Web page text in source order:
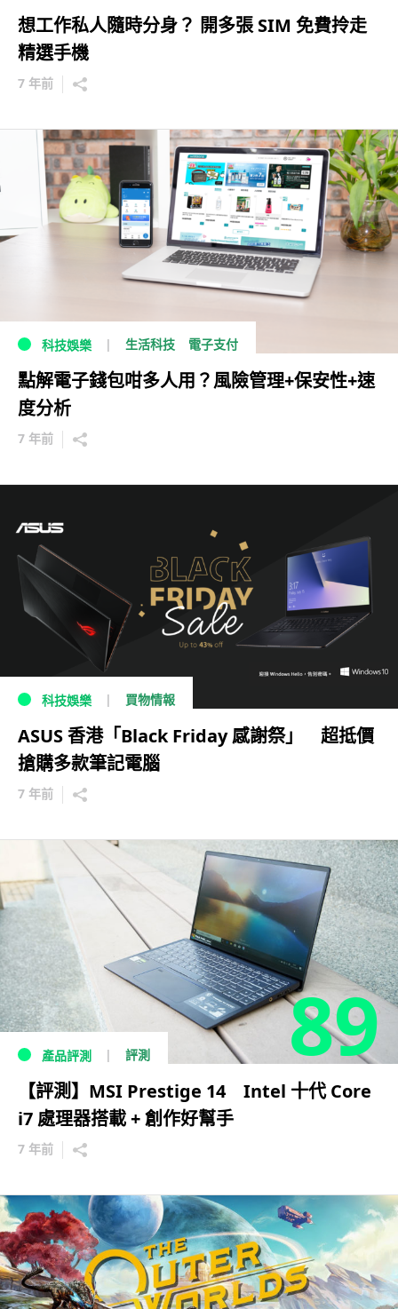
想工作私人隨時分身？ 開多張 SIM 免費拎走
精選手機
7 年前
科技娛樂 生活科技 電子支付
點解電子錢包咁多人用？風險管理+保安性+速
度分析
7 年前
科技娛樂 買物情報
ASUS 香港「Black Friday 感謝祭」 超抵價
搶購多款筆記電腦
7 年前
89
產品評測 評測
【評測】MSI Prestige 14 Intel 十代 Core
i7 處理器搭載 + 創作好幫手
7 年前